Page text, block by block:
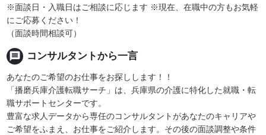
※面談日・入職日はご相談に応じます ※現在、在職中の方もお気軽
にご応募ください！
（面談時間相談可）
message コンサルタントから一言
あなたのご希望のお仕事をお探しします！！
「播磨兵庫介護転職サーチ」は、兵庫県の介護に特化した就職・転
職サポートセンターです。
豊富な求人データから専任のコンサルタントがあなたのキャリアや
ご希望をふまえ、お仕事をご紹介します。その後の面談調整や条件